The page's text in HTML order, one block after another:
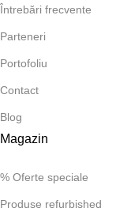
Întrebări frecvente
Parteneri
Portofoliu
Contact
Blog
Magazin
% Oferte speciale
Produse refurbished